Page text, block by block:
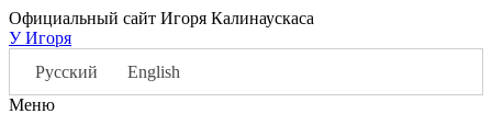
Официальный сайт Игоря Калинаускаса
У Игоря
Русский
English
Меню